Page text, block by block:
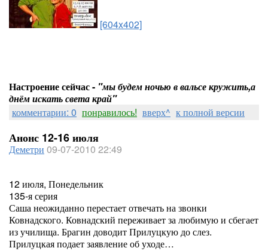
[604x402]
Настроение сейчас - "мы будем ночью в вальсе кружить,а
днём искать света край"
комментарии: 0 понравилось! вверх^ к полной версии
Анонс 12-16 июля
Деметри 09-07-2010 22:49
12 июля, Понедельник
135-я серия
Саша неожиданно перестает отвечать на звонки
Ковнадского. Ковнадский переживает за любимую и сбегает
из училища. Брагин доводит Прилуцкую до слез.
Прилуцкая подает заявление об уходе…